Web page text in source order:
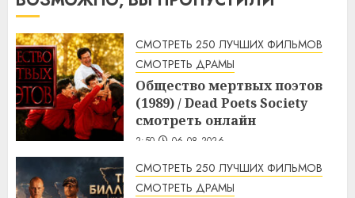
СМОТРЕТЬ 250 ЛУЧШИХ ФИЛЬМОВ
СМОТРЕТЬ ДРАМЫ
Общество мертвых поэтов
(1989) / Dead Poets Society
смотреть онлайн
2:50 06.08.2026
СМОТРЕТЬ 250 ЛУЧШИХ ФИЛЬМОВ
СМОТРЕТЬ ДРАМЫ